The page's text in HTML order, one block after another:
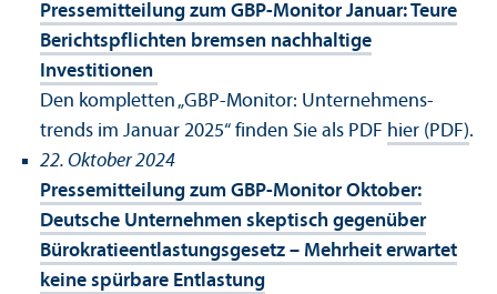
Pressemitteilung zum GBP-Monitor Januar: Teure
Berichtspflichten bremsen nachhaltige
Investitionen
Den kompletten „GBP-Monitor: Unter­nehmens­
trends im Januar 2025“ finden Sie als PDF hier (PDF).
22. Oktober 2024
Pressemitteilung zum GBP-Monitor Oktober:
Deutsche Unter­nehmen skeptisch gegenüber
Bürokratieentlastungs­gesetz – Mehrheit erwartet
keine spürbare Entlastung